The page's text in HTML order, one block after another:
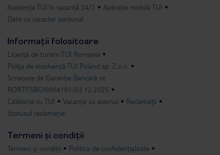
Asistența TUI în vacanță 24/7
Aplicație mobilă TUI
Date cu caracter personal
Informații folositoare
Licență de turism TUI Romania
Polița de insolvență TUI Poland sp. Z.o.o.
Scrisoare de Garanție Bancară nr.
RORTFSBGI0004101/03.12.2025
Călătorie cu TUI
Vacanțe cu avionul
Reclamații
Statusul reclamației
Termeni și condiții
Termeni și condiții
Politica de confidențialitate